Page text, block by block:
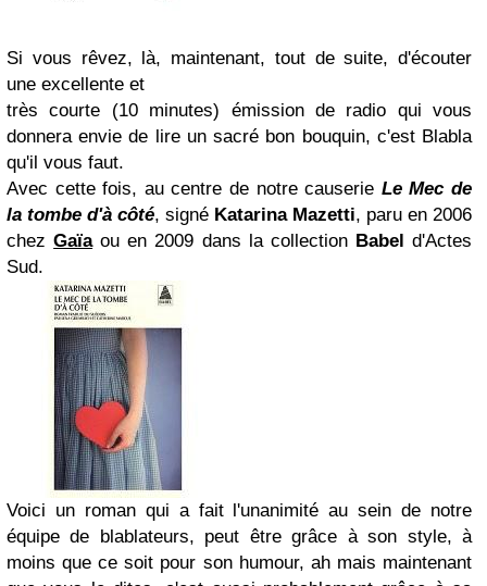
Si vous rêvez, là, maintenant, tout de suite, d'écouter
une excellente et
très courte (10 minutes) émission de radio qui vous
donnera envie de lire un sacré bon bouquin, c'est Blabla
qu'il vous faut.
Avec cette fois, au centre de notre causerie Le Mec de
la tombe d'à côté, signé Katarina Mazetti, paru en 2006
chez Gaïaou en 2009 dans la collection Babel d'Actes
Sud.
Voici un roman qui a fait l'unanimité au sein de notre
équipe de blablateurs, peut être grâce à son style, à
moins que ce soit pour son humour, ah mais maintenant